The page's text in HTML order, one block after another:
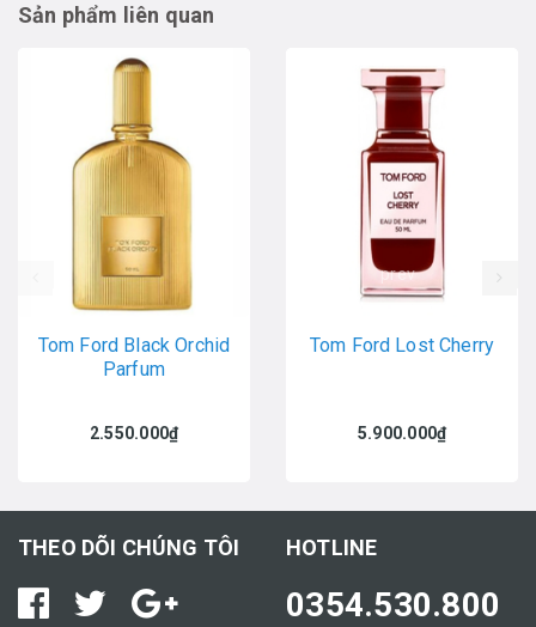
Sản phẩm liên quan
Tom Ford Black Orchid
Parfum
2.550.000₫
Tom Ford Lost Cherry
5.900.000₫
prev
THEO DÕI CHÚNG TÔI HOTLINE
0354.530.800